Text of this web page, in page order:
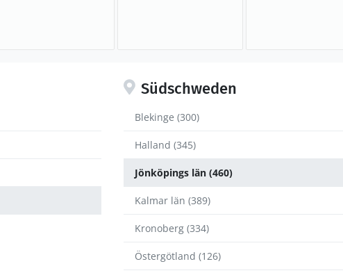
Südschweden
Blekinge (300)
Halland (345)
Jönköpings län (460)
Kalmar län (389)
Kronoberg (334)
Östergötland (126)